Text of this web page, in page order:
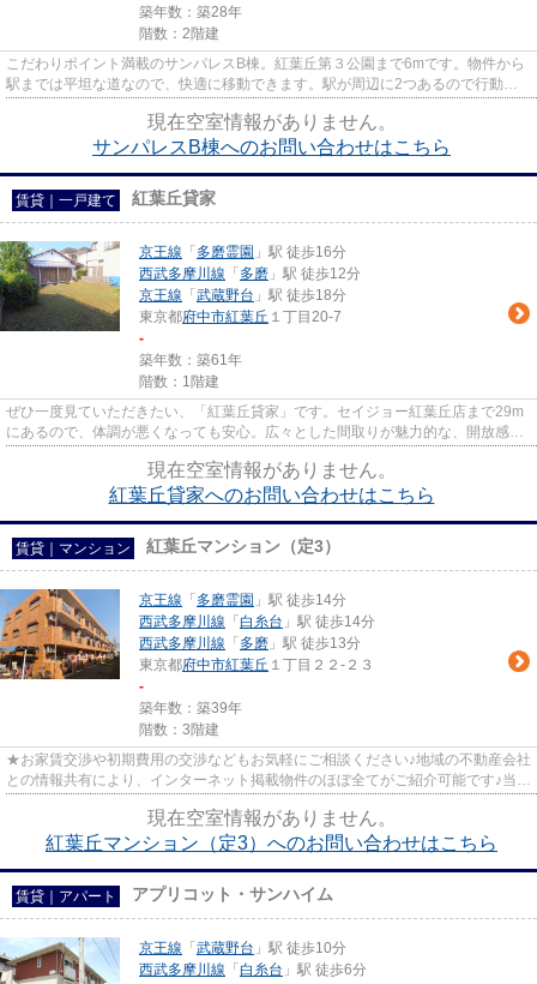
築年数：築28年
階数：2階建
こだわりポイント満載のサンパレスB棟。紅葉丘第３公園まで6mです。物件から
駅までは平坦な道なので、快適に移動できます。駅が周辺に2つあるので行動範
現在空室情報がありません。
サンパレスB棟へのお問い合わせはこちら
賃貸｜一戸建て 紅葉丘貸家
京王線 「 多磨霊園 」駅 徒歩16分
西武多摩川線 「 多磨 」駅 徒歩12分
京王線 「 武蔵野台 」駅 徒歩18分
東京都府中市紅葉丘 １丁目20-7
-
築年数：築61年
階数：1階建
ぜひ一度見ていただきたい、「紅葉丘貸家」です。セイジョー紅葉丘店まで29m
にあるので、体調が悪くなっても安心。広々とした間取りが魅力的な、開放感の
現在空室情報がありません。
紅葉丘貸家へのお問い合わせはこちら
賃貸｜マンション 紅葉丘マンション（定3）
京王線 「 多磨霊園 」駅 徒歩14分
西武多摩川線 「 白糸台 」駅 徒歩14分
西武多摩川線 「 多磨 」駅 徒歩13分
東京都府中市紅葉丘 １丁目２２-２３
-
築年数：築39年
階数：3階建
★お家賃交渉や初期費用の交渉などもお気軽にご相談ください♪地域の不動産会社
との情報共有により、インターネット掲載物件のほぼ全てがご紹介可能です♪当店
現在空室情報がありません。
紅葉丘マンション（定3）へのお問い合わせはこちら
賃貸｜アパート アプリコット・サンハイム
京王線 「 武蔵野台 」駅 徒歩10分
西武多摩川線 「 白糸台 」駅 徒歩6分